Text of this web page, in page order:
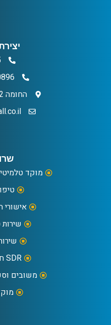
מוקד
אישורי
שירות
SDR חימום לידים
משובים
החומה 12, ראשון לציון